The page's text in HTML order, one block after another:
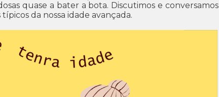
quase a bater a bota. Discutimos e conversamos
da nossa idade avançada.